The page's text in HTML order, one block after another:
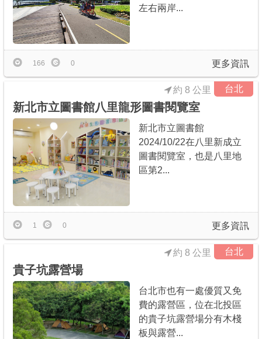
左右兩岸...
更多資訊
166 0
台北
約 8 公里
新北市立圖書館八里龍形圖書閱覽室
新北市立圖書館
2024/10/22在八里新成立
圖書閱覽室，也是八里地
區第2...
更多資訊
1 0
台北
約 8 公里
貴子坑露營場
台北市也有一處優質又免
費的露營區，位在北投區
的貴子坑露營場分有木棧
板與露營...